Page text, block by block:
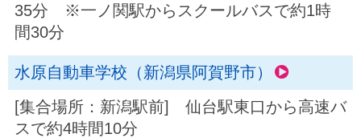
35分 ※一ノ関駅からスクールバスで約1時
間30分
水原自動車学校（新潟県阿賀野市）
[集合場所：新潟駅前] 仙台駅東口から高速バ
スで約4時間10分